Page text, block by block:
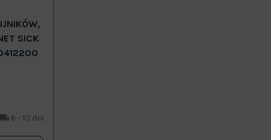
SICK
6 - 10 dni